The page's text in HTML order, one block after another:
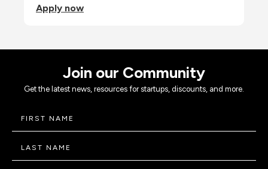
Apply now
Join our Community
Get the latest news, resources for startups, discounts, and more.